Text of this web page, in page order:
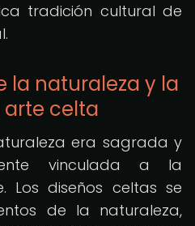
tradición cultural de
la naturaleza y la
celta
era sagrada y
vinculada a la
diseños celtas se
de la naturaleza,